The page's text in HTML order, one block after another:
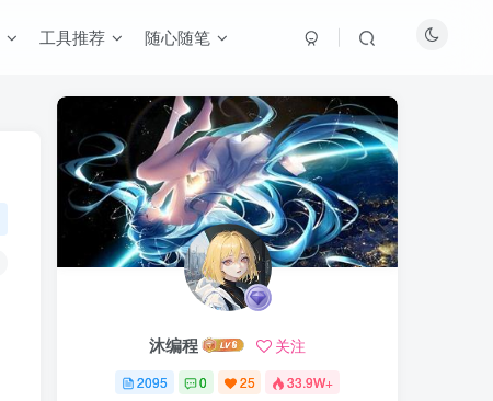
工具推荐 随心随笔
沐编程 关注
2095 0 25 33.9W+